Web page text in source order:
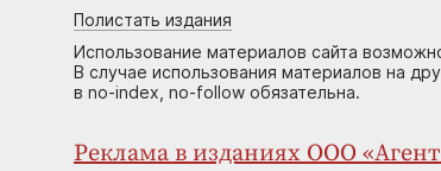
Полистать издания
Использование материалов сайта
В случае использования материалов на
в no-index, no-follow обязательна.
Реклама в изданиях ООО